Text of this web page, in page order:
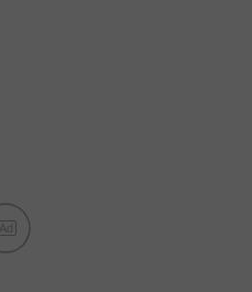
Ad